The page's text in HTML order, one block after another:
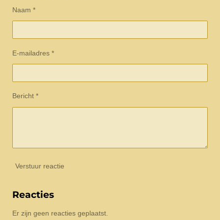
Naam *
E-mailadres *
Bericht *
Verstuur reactie
Reacties
Er zijn geen reacties geplaatst.